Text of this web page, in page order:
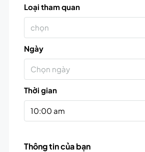
Loại tham quan
chọn
Ngày
Chọn ngày
Thời gian
10:00 am
Thông tin của bạn